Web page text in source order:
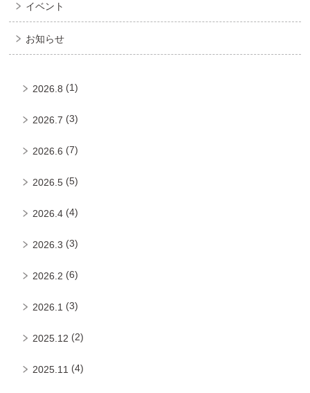
イベント
お知らせ
2026.8 (1)
2026.7 (3)
2026.6 (7)
2026.5 (5)
2026.4 (4)
2026.3 (3)
2026.2 (6)
2026.1 (3)
2025.12 (2)
2025.11 (4)